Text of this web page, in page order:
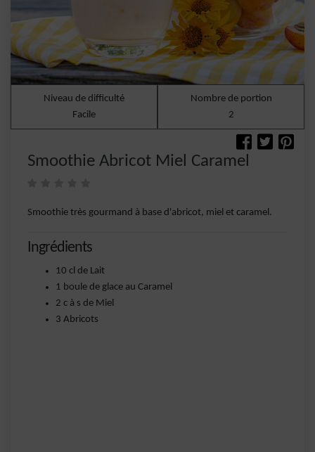
Niveau de difficulté
Facile
Nombre de portion
2
Smoothie Abricot Miel Caramel
Smoothie très gourmand à base d'abricot, miel et caramel.
Ingrédients
10 cl de Lait
1 boule de glace au Caramel
2 c à s de Miel
3 Abricots